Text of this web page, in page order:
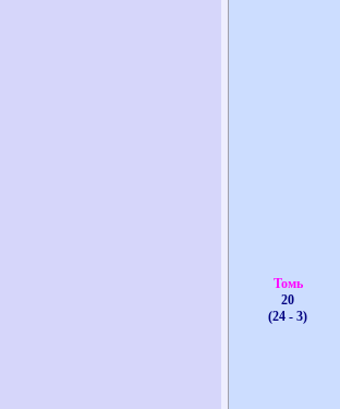
Томь
20
(24 - 3)